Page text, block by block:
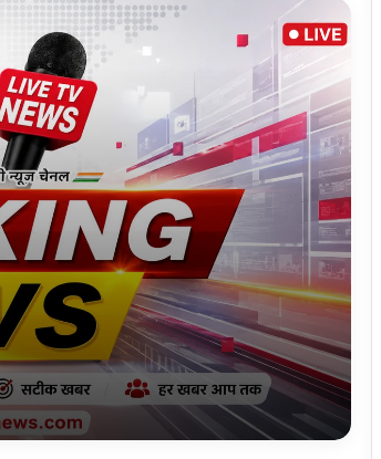
कांठ के निवर्तमान विधायक राजेश कुमार चुन्नू बोले
योजनाओं का लाभ उठाएं लाभार्थी
कांठ विधायक कमाल अख्तर ने सुनीं फरियादियों की
समस्याएं
डीएमएफटी की अंतर-विभागीय समीक्षा सह समन्वय
बैठक संपन्न विभागों के बीच बेहतर समन्वय बनाकर
योजनाओं का लाभ आम जनता तक पहुंचाने का निर्देश
केन्दुआडीह में धनबाद-बोकारो क्षतिग्रस्त सड़क की